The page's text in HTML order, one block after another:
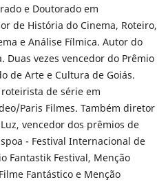
e Doutorado em
de História do Cinema, Roteiro,
e Análise Fílmica. Autor do
vezes vencedor do Prêmio
de Arte e Cultura de Goiás.
de série em
Paris Filmes. Também diretor
vencedor dos prêmios de
- Festival Internacional de
Fantastik Festival, Menção
Fantástico e Menção